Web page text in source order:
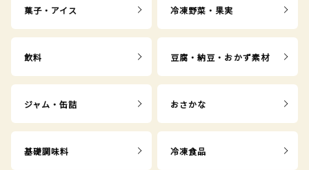
菓子・アイス 冷凍野菜・果実
飲料 豆腐・納豆・おかず素材
ジャム・缶詰 おさかな
基礎調味料 冷凍食品